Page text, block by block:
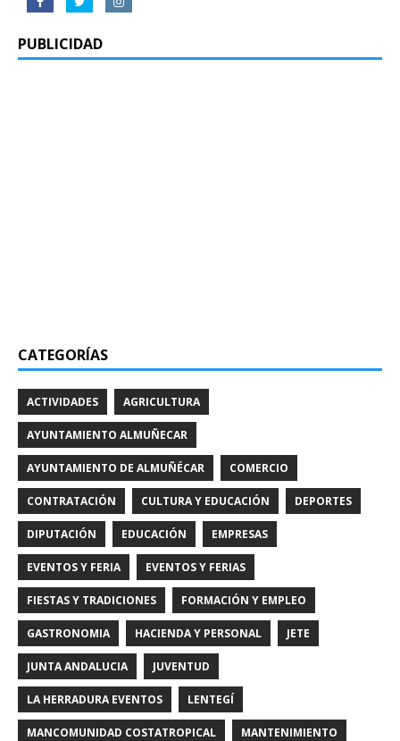
PUBLICIDAD
CATEGORÍAS
ACTIVIDADES AGRICULTURA
AYUNTAMIENTO ALMUÑECAR
AYUNTAMIENTO DE ALMUÑÉCAR COMERCIO
CONTRATACIÓN CULTURA Y EDUCACIÓN DEPORTES
DIPUTACIÓN EDUCACIÓN EMPRESAS
EVENTOS Y FERIA EVENTOS Y FERIAS
FIESTAS Y TRADICIONES FORMACIÓN Y EMPLEO
GASTRONOMIA HACIENDA Y PERSONAL JETE
JUNTA ANDALUCIA JUVENTUD
LA HERRADURA EVENTOS LENTEGÍ
MANCOMUNIDAD COSTATROPICAL MANTENIMIENTO